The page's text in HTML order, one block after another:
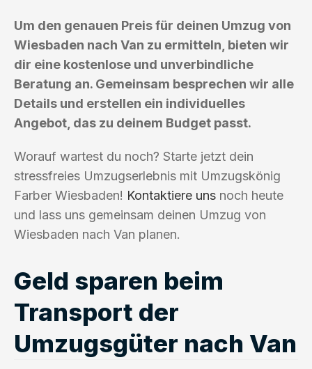
Um den genauen Preis für deinen Umzug von
Wiesbaden nach Van zu ermitteln, bieten wir
dir eine kostenlose und unverbindliche
Beratung an. Gemeinsam besprechen wir alle
Details und erstellen ein individuelles
Angebot, das zu deinem Budget passt.
Worauf wartest du noch? Starte jetzt dein
stressfreies Umzugserlebnis mit Umzugskönig
Farber Wiesbaden! Kontaktiere uns noch heute
und lass uns gemeinsam deinen Umzug von
Wiesbaden nach Van planen.
Geld sparen beim
Transport der
Umzugsgüter nach Van